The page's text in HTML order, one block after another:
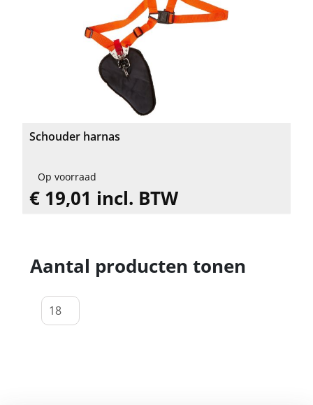
Schouder harnas
Op voorraad
€ 19,01 incl. BTW
Aantal producten tonen